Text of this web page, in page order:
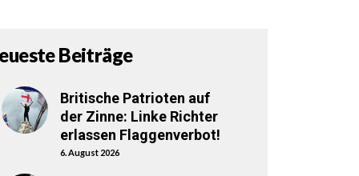
Beiträge
Britische Patrioten auf
der Zinne: Linke Richter
erlassen Flaggenverbot!
6. August 2026